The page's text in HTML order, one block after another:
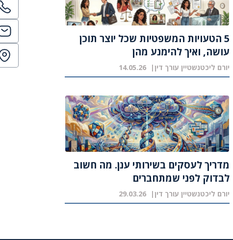
5 הטעויות המשפטיות שכל יוצר תוכן
עושה, ואיך להימנע מהן
יורם ליכטנשטיין עורך דין 14.05.26
מדריך לעסקים בשירותי ענן. מה חשוב
לבדוק לפני שמתחברים
יורם ליכטנשטיין עורך דין 29.03.26